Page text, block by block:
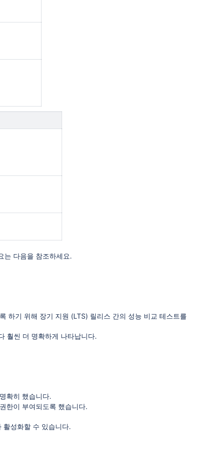
는 다음을 참조하세요.
하기 위해 장기 지원 (LTS) 릴리스 간의 성능 비교 테스트를
훨씬 더 명확하게 나타납니다.
확히 했습니다.
한이 부여되도록 했습니다.
성화할 수 있습니다.